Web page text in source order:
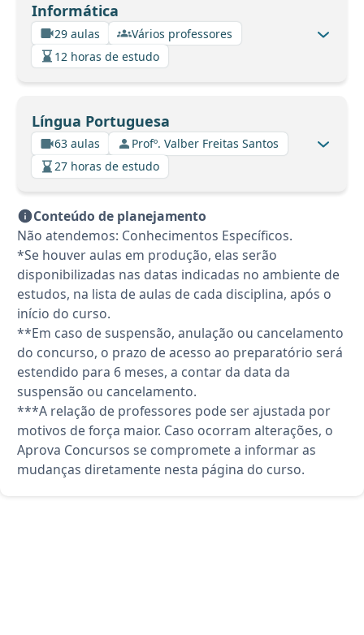
Informática
29 aulas
Vários professores
12 horas de estudo
Língua Portuguesa
63 aulas
Profº. Valber Freitas Santos
27 horas de estudo
Conteúdo de planejamento
Não atendemos: Conhecimentos Específicos.
*Se houver aulas em produção, elas serão
disponibilizadas nas datas indicadas no ambiente de
estudos, na lista de aulas de cada disciplina, após o
início do curso.
**Em caso de suspensão, anulação ou cancelamento
do concurso, o prazo de acesso ao preparatório será
estendido para 6 meses, a contar da data da
suspensão ou cancelamento.
***A relação de professores pode ser ajustada por
motivos de força maior. Caso ocorram alterações, o
Aprova Concursos se compromete a informar as
mudanças diretamente nesta página do curso.